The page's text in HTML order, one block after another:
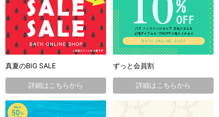
真夏のBIG SALE
詳細はこちらから
ずっと会員割
詳細はこちらから